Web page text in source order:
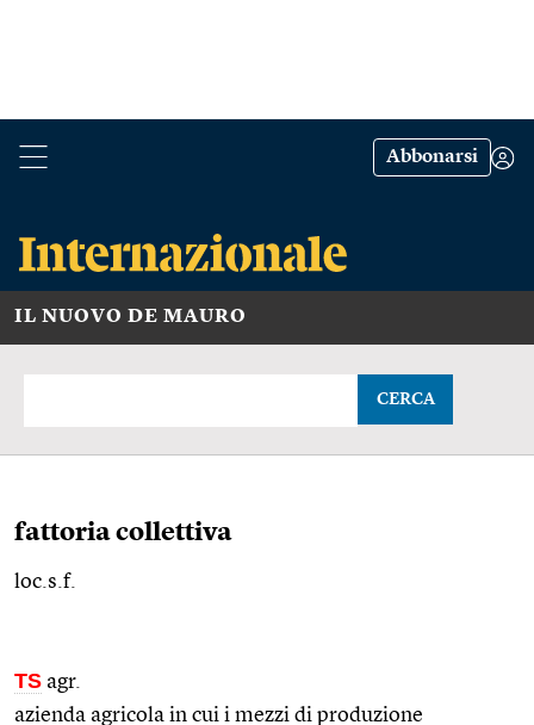
Abbonarsi
IL NUOVO DE MAURO
CERCA
fattoria collettiva
loc.s.f.
TS agr.
azienda agricola in cui i mezzi di produzione